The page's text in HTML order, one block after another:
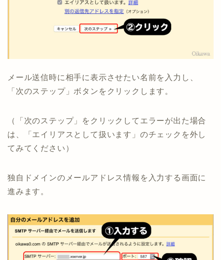
メール送信時に相手に表示させたい名前を入力し、
「次のステップ」ボタンをクリックします。
（「次のステップ」をクリックしてエラーが出た場合
は、「エイリアスとして扱います」のチェックを外し
てみてください）
独自ドメインのメールアドレス情報を入力する画面に
進みます。